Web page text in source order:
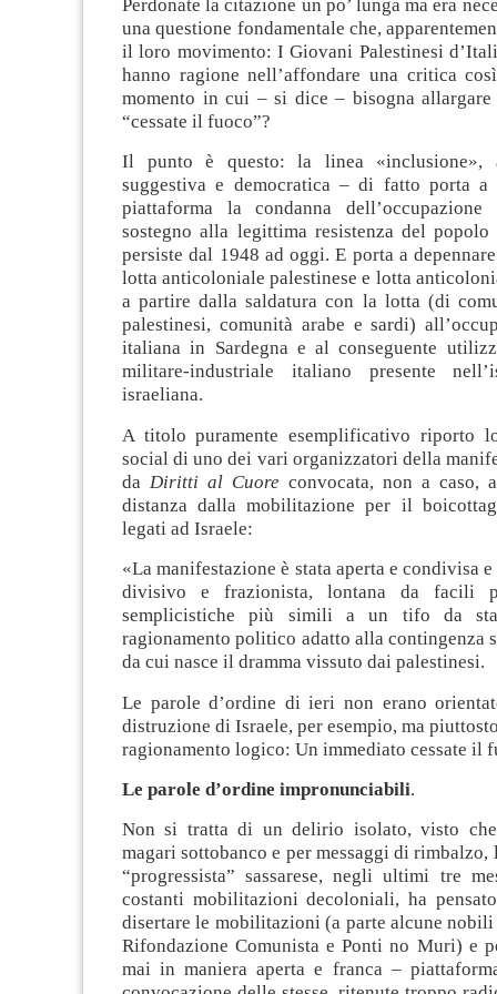
Perdonate la citazione un po’ lunga ma era
una questione fondamentale che,
il loro movimento: I Giovani Palestinesi
hanno ragione nell’affondare una critica
momento in cui – si dice – bisogna
“cessate il fuoco”?
Il punto è questo: la linea «inclusione»,
suggestiva e democratica – di fatto porta a
piattaforma la condanna
sostegno alla legittima resistenza del popolo
persiste dal 1948 ad oggi. E porta a
lotta anticoloniale palestinese e lotta
a partire dalla saldatura con la lotta (di
palestinesi, comunità arabe e sardi)
italiana in Sardegna e al conseguente
militare-industriale italiano presente
israeliana.
A titolo puramente esemplificativo riporto
social di uno dei vari organizzatori della
da Diritti al Cuore convocata, non a caso,
distanza dalla mobilitazione per il
legati ad Israele:
«La manifestazione è stata aperta e condivisa
divisivo e frazionista, lontana da facili
semplicistiche più simili a un tifo da
ragionamento politico adatto alla contingenza
da cui nasce il dramma vissuto dai palestinesi.
Le parole d’ordine di ieri non erano
distruzione di Israele, per esempio, ma
ragionamento logico: Un immediato cessate il
Le parole d’ordine impronunciabili.
Non si tratta di un delirio isolato, visto
magari sottobanco e per messaggi di rimbalzo,
“progressista” sassarese, negli ultimi tre
costanti mobilitazioni decoloniali, ha
disertare le mobilitazioni (a parte alcune
Rifondazione Comunista e Ponti no Muri) e
mai in maniera aperta e franca –